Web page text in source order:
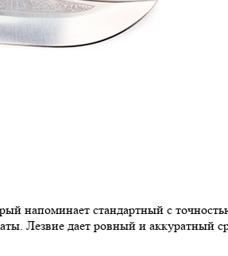
напоминает стандартный с
Лезвие дает ровный и